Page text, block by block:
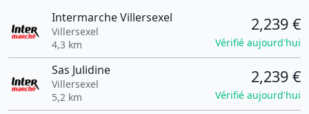
Intermarche Villersexel
Villersexel
4,3 km
2,239 €
Vérifié aujourd'hui
Sas Julidine
Villersexel
5,2 km
2,239 €
Vérifié aujourd'hui